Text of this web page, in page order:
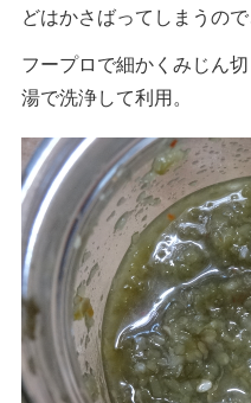
どはかさばってしまうので
フープロで細かくみじん
湯で洗浄して利用。